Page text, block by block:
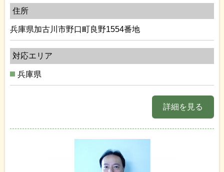
住所
兵庫県加古川市野口町良野1554番地
対応エリア
兵庫県
詳細を見る